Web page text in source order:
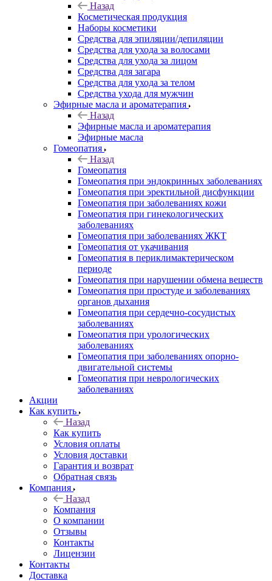
Назад
Косметическая продукция
Наборы косметики
Средства для эпиляции/депиляции
Средства для ухода за волосами
Средства для ухода за лицом
Средства для загара
Средства для ухода за телом
Средства ухода для мужчин
Эфирные масла и ароматерапия
Назад
Эфирные масла и ароматерапия
Эфирные масла
Гомеопатия
Назад
Гомеопатия
Гомеопатия при эндокринных заболеваниях
Гомеопатия при эректильной дисфункции
Гомеопатия при заболеваниях кожи
Гомеопатия при гинекологических
заболеваниях
Гомеопатия при заболеваниях ЖКТ
Гомеопатия от укачивания
Гомеопатия в периклимактерическом
периоде
Гомеопатия при нарушении обмена веществ
Гомеопатия при простуде и заболеваниях
органов дыхания
Гомеопатия при сердечно-сосудистых
заболеваниях
Гомеопатия при урологических
заболеваниях
Гомеопатия при заболеваниях опорно-
двигательной системы
Гомеопатия при неврологических
заболеваниях
Акции
Как купить
Назад
Как купить
Условия оплаты
Условия доставки
Гарантия и возврат
Обратная связь
Компания
Назад
Компания
О компании
Отзывы
Контакты
Лицензии
Контакты
Доставка